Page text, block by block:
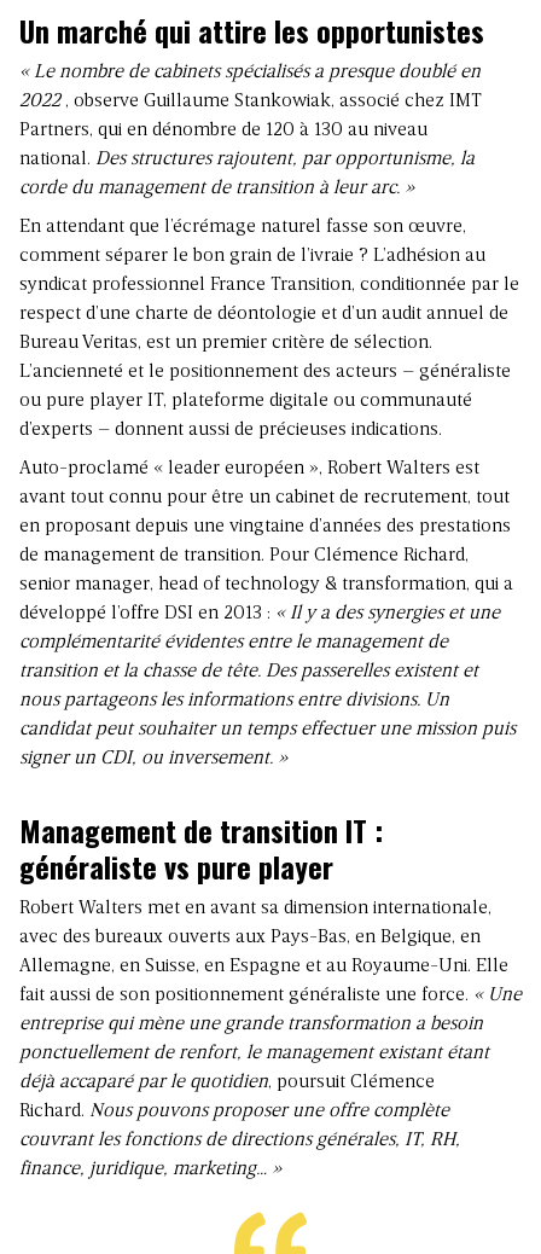
Un marché qui attire les opportunistes
« Le nombre de cabinets spécialisés a presque doublé en
2022 , observe Guillaume Stankowiak, associé chez IMT
Partners, qui en dénombre de 120 à 130 au niveau
national. Des structures rajoutent, par opportunisme, la
corde du management de transition à leur arc. »
En attendant que l’écrémage naturel fasse son œuvre,
comment séparer le bon grain de l’ivraie ? L’adhésion au
syndicat professionnel France Transition, conditionnée par le
respect d’une charte de déontologie et d’un audit annuel de
Bureau Veritas, est un premier critère de sélection.
L’ancienneté et le positionnement des acteurs – généraliste
ou pure player IT, plateforme digitale ou communauté
d’experts – donnent aussi de précieuses indications.
Auto-proclamé « leader européen », Robert Walters est
avant tout connu pour être un cabinet de recrutement, tout
en proposant depuis une vingtaine d’années des prestations
de management de transition. Pour Clémence Richard,
senior manager, head of technology & transformation, qui a
développé l’offre DSI en 2013 : « Il y a des synergies et une
complémentarité évidentes entre le management de
transition et la chasse de tête. Des passerelles existent et
nous partageons les informations entre divisions. Un
candidat peut souhaiter un temps effectuer une mission puis
signer un CDI, ou inversement. »
Management de transition IT :
généraliste vs pure player
Robert Walters met en avant sa dimension internationale,
avec des bureaux ouverts aux Pays-Bas, en Belgique, en
Allemagne, en Suisse, en Espagne et au Royaume-Uni. Elle
fait aussi de son positionnement généraliste une force. « Une
entreprise qui mène une grande transformation a besoin
ponctuellement de renfort, le management existant étant
déjà accaparé par le quotidien, poursuit Clémence
Richard. Nous pouvons proposer une offre complète
couvrant les fonctions de directions générales, IT, RH,
finance, juridique, marketing… »